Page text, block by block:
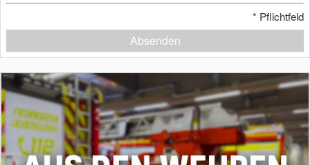
* Pflichtfeld
Absenden